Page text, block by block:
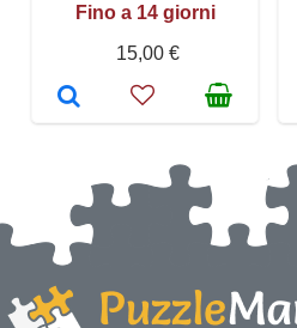
Fino a 14 giorni
15,00 €